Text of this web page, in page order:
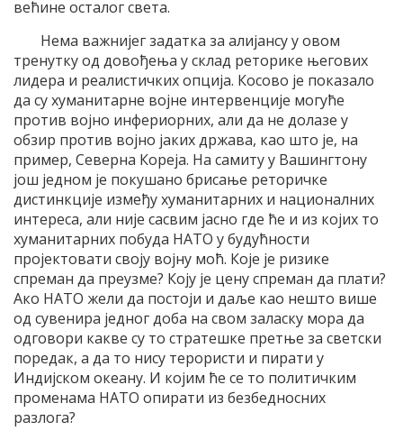
већине осталог света.
Нема важнијег задатка за алијансу у овом
тренутку од довођења у склад реторике његових
лидера и реалистичких опција. Косово је показало
да су хуманитарне војне интервенције могуће
против војно инфериорних, али да не долазе у
обзир против војно јаких држава, као што је, на
пример, Северна Кореја. На самиту у Вашингтону
још једном је покушано брисање реторичке
дистинкције између хуманитарних и националних
интереса, али није сасвим јасно где ће и из којих то
хуманитарних побуда НАТО у будућности
пројектовати своју војну моћ. Које је ризике
спреман да преузме? Коју је цену спреман да плати?
Ако НАТО жели да постоји и даље као нешто више
од сувенира једног доба на свом заласку мора да
одговори какве су то стратешке претње за светски
поредак, а да то нису терористи и пирати у
Индијском океану. И којим ће се то политичким
променама НАТО опирати из безбедносних
разлога?